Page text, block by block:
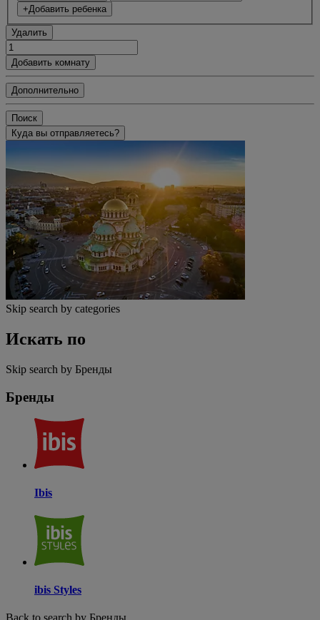
+Добавить ребенка
Удалить
Добавить комнату
Дополнительно
Поиск
Куда вы отправляетесь?
Skip search by categories
Искать по
Skip search by Бренды
Бренды
Ibis
ibis Styles